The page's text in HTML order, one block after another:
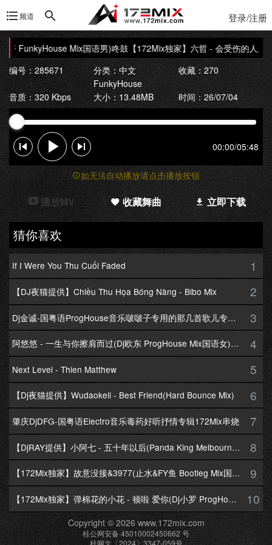
频道 登录/注册
FunkyHouse Mix国语男)咚鼓【172Mix独家】六哲 - 会受伤的人只
编号：285671
分类：中文
FunkyHouse
收藏：270
音质：320 Kbps 大小：13.48MB 时间：26/07/04
00:00/05:48
如无法自动播放请点击播放按钮
播放MV 收藏舞曲 立即下载
猜你喜欢
If I Were You Thu Cuối Faded 1
【DJ夜猫提供】Chiều Thu Họa Bóng Nàng - Bibo Mix 2
Dj金诚-国粤语ProgHouse音乐啵啵子专用的那几首歌儿专辑172Mix串烧 3
阿悠悠 - 一生与你擦肩而过(Dj欧东 ProgHouse Mix国语女)Dj小耀修改 4
Next Level - Thien Matthew 5
【Dj夜猫提供】Wudaokeli - Best Friend(Hard Bounce Mix) 6
肇庆DjDFG-国粤语Electro音乐毒药好听抒情专辑172Mix串烧 7
【DjRAY提供】小阿七 - 五十年以后(Panda King Melbourne Mix国语女) 8
【172Mix独家】故意没接&3977(止水&FY鱼 Bootleg Mix国语男) 9
【172Mix独家】弹棉花的小花 - 顿啦 爱你(Dj小罗 ProgHouse Mix国语女)v2 10
Copyright © 2026 www.172mix.com
桂公网安备 45010002450662 号
桂网文〔2024〕3347-059号